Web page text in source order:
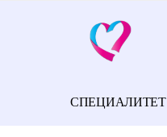
СПЕЦИАЛИТЕТ